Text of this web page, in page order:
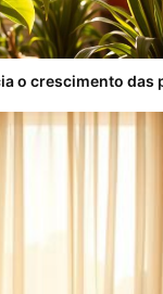
o crescimento das